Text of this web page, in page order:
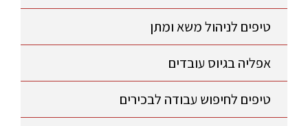
טיפים לניהול משא ומתן
אפליה בגיוס עובדים
טיפים לחיפוש עבודה לבכירים